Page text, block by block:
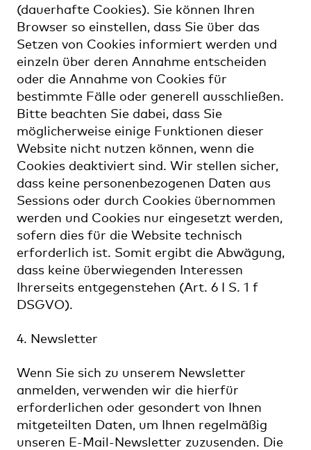
(dauerhafte Cookies). Sie können Ihren
Browser so einstellen, dass Sie über das
Setzen von Cookies informiert werden und
einzeln über deren Annahme entscheiden
oder die Annahme von Cookies für
bestimmte Fälle oder generell ausschließen.
Bitte beachten Sie dabei, dass Sie
möglicherweise einige Funktionen dieser
Website nicht nutzen können, wenn die
Cookies deaktiviert sind. Wir stellen sicher,
dass keine personenbezogenen Daten aus
Sessions oder durch Cookies übernommen
werden und Cookies nur eingesetzt werden,
sofern dies für die Website technisch
erforderlich ist. Somit ergibt die Abwägung,
dass keine überwiegenden Interessen
Ihrerseits entgegenstehen (Art. 6 I S. 1 f
DSGVO).
4. Newsletter
Wenn Sie sich zu unserem Newsletter
anmelden, verwenden wir die hierfür
erforderlichen oder gesondert von Ihnen
mitgeteilten Daten, um Ihnen regelmäßig
unseren E-Mail-Newsletter zuzusenden. Die